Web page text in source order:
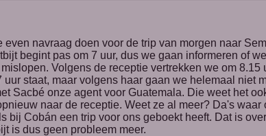
begint pas om 7 uur, dus we gaan informeren of
Volgens de receptie vertrekken we om 8.15
staat, maar volgens haar gaan we helemaal niet
Sacbé onze agent voor Guatemala. Die weet het
naar de receptie. Weet ze al meer? Da's
bij Cobán een trip voor ons geboekt heeft. Dat is
is dus geen probleem meer.